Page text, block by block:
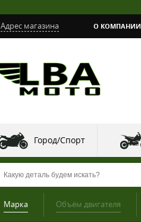
Адрес магазина О КОМПАНИИ
Город/Спорт
Марка Объём двигателя